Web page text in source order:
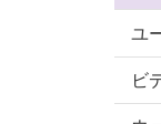
ユ
ビ